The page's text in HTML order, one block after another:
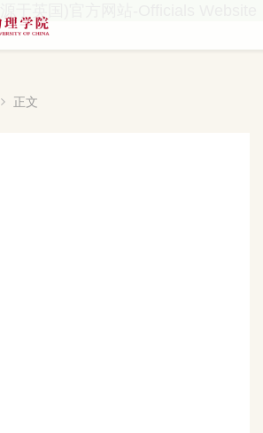
于英国)官方网站-Officials Website
正文